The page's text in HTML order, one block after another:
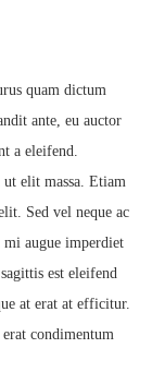
quam dictum
ante, eu auctor
a eleifend.
ut elit massa. Etiam
Sed vel neque ac
mi augue imperdiet
est eleifend
at erat at efficitur.
condimentum